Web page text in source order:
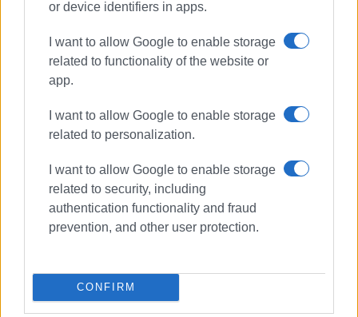
or device identifiers in apps.
I want to allow Google to enable storage
related to functionality of the website or
app.
I want to allow Google to enable storage
related to personalization.
I want to allow Google to enable storage
related to security, including
authentication functionality and fraud
prevention, and other user protection.
CONFIRM
καταστεί δυνατή η πραγματοποίηση της συγκεκριμένης
εκδήλωσης.
etairia-kerkyras.eu) αποτελεί το παλαιότερο πνευματικό
ίδρυμα της ελληνικής επικράτειας, με αδιάλειπτη
δυτικοευρωπαϊκών ιδεών του 19ου αιώνα, ανέπτυξε
κοινωνικό, μορφωτικό, πολιτικό και πατριωτικό
χαρακτήρα, κατακτώντας σταδιακά εξέχουσα θέση
στην πνευματική και κοινωνική ζωή του Ιόνιου χώρου.
μεταξύ των οποίων ο Διονύσιος Σολωμός, ο Ανδρέας
Κάλβος, ο Ιάκωβος Πολυλάς, ο Λορέντζος Μαβίλης, ο